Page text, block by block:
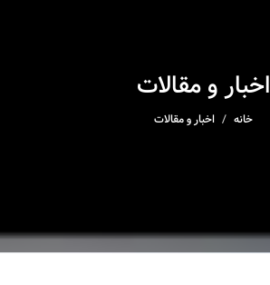
اخبار و مقالات
خانه اخبار و مقالات